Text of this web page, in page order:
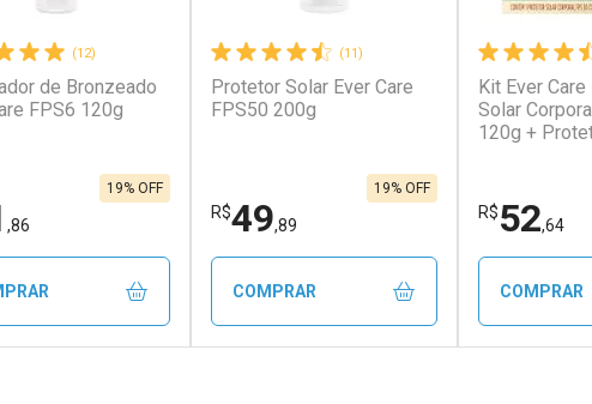
(12)
de Bronzeado
FPS6 120g
,86
19% OFF
(11)
Protetor Solar Ever Care
FPS50 200g
R$49,89
19% OFF
COMPRAR
Kit Ever
Solar
120g +
R$52,64
COMPRAR